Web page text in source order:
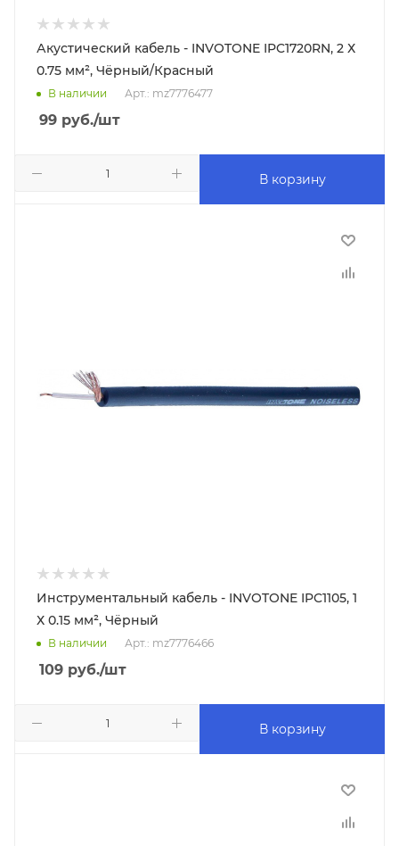
Акустический кабель - INVOTONE IPC1720RN, 2 Х
0.75 мм², Чёрный/Красный
В наличии Арт.: mz7776477
99 руб./шт
В корзину
Инструментальный кабель - INVOTONE IPC1105, 1
Х 0.15 мм², Чёрный
В наличии Арт.: mz7776466
109 руб./шт
В корзину